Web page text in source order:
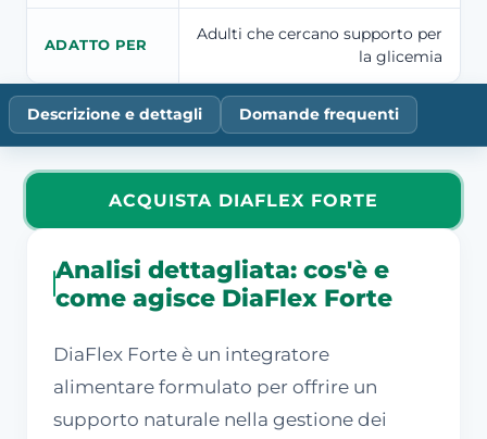
ADATTO PER
Adulti che cercano supporto per
la glicemia
Descrizione e dettagli Domande frequenti
ACQUISTA DIAFLEX FORTE
Analisi dettagliata: cos'è e
come agisce DiaFlex Forte
DiaFlex Forte è un integratore
alimentare formulato per offrire un
supporto naturale nella gestione dei